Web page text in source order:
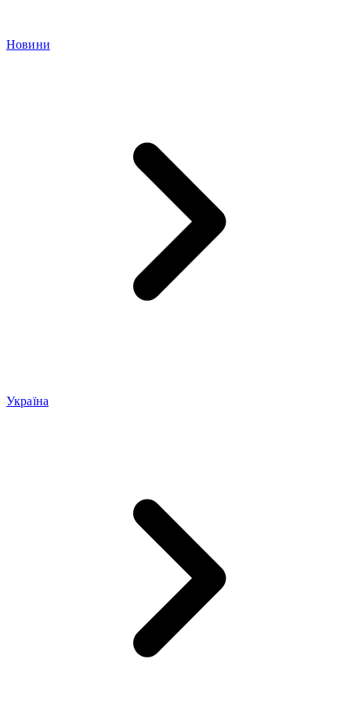
Новини
Україна